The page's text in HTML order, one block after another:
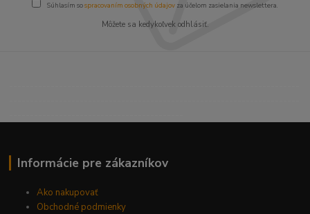
Súhlasím sospracovaním osobných údajov za účelom zasielania newslettera.
Môžete sa kedykoľvek odhlásiť.
Informácie pre zákazníkov
Ako nakupovať
Obchodné podmienky